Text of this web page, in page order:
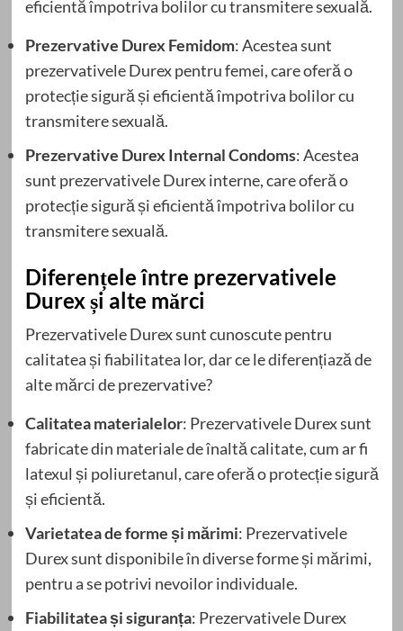
eficientă împotriva bolilor cu transmitere sexuală.
Prezervative Durex Femidom: Acestea sunt
prezervativele Durex pentru femei, care oferă o
protecție sigură și eficientă împotriva bolilor cu
transmitere sexuală.
Prezervative Durex Internal Condoms: Acestea
sunt prezervativele Durex interne, care oferă o
protecție sigură și eficientă împotriva bolilor cu
transmitere sexuală.
Diferențele între prezervativele
Durex și alte mărci
Prezervativele Durex sunt cunoscute pentru
calitatea și fiabilitatea lor, dar ce le diferențiază de
alte mărci de prezervative?
Calitatea materialelor: Prezervativele Durex sunt
fabricate din materiale de înaltă calitate, cum ar fi
latexul și poliuretanul, care oferă o protecție sigură
și eficientă.
Varietatea de forme și mărimi: Prezervativele
Durex sunt disponibile în diverse forme și mărimi,
pentru a se potrivi nevoilor individuale.
Fiabilitatea și siguranța: Prezervativele Durex